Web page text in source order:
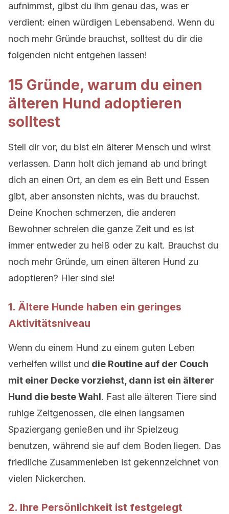
aufnimmst, gibst du ihm genau das, was er
verdient: einen würdigen Lebensabend. Wenn du
noch mehr Gründe brauchst, solltest du dir die
folgenden nicht entgehen lassen!
15 Gründe, warum du einen
älteren Hund adoptieren
solltest
Stell dir vor, du bist ein älterer Mensch und wirst
verlassen. Dann holt dich jemand ab und bringt
dich an einen Ort, an dem es ein Bett und Essen
gibt, aber ansonsten nichts, was du brauchst.
Deine Knochen schmerzen, die anderen
Bewohner schreien die ganze Zeit und es ist
immer entweder zu heiß oder zu kalt. Brauchst du
noch mehr Gründe, um einen älteren Hund zu
adoptieren? Hier sind sie!
1. Ältere Hunde haben ein geringes
Aktivitätsniveau
Wenn du einem Hund zu einem guten Leben
verhelfen willst und die Routine auf der Couch
mit einer Decke vorziehst, dann ist ein älterer
Hund die beste Wahl. Fast alle älteren Tiere sind
ruhige Zeitgenossen, die einen langsamen
Spaziergang genießen und ihr Spielzeug
benutzen, während sie auf dem Boden liegen. Das
friedliche Zusammenleben ist gekennzeichnet von
vielen Nickerchen.
2. Ihre Persönlichkeit ist festgelegt